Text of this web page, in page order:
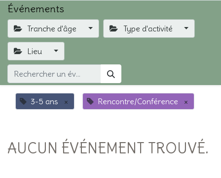
Événements
Tranche d'âge Type d'activité
Lieu
3-5 ans × Rencontre/Conférence ×
AUCUN ÉVÉNEMENT TROUVÉ.